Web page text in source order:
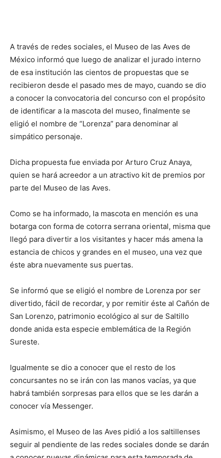
A través de redes sociales, el Museo de las Aves de
México informó que luego de analizar el jurado interno
de esa institución las cientos de propuestas que se
recibieron desde el pasado mes de mayo, cuando se dio
a conocer la convocatoria del concurso con el propósito
de identificar a la mascota del museo, finalmente se
eligió el nombre de “Lorenza” para denominar al
simpático personaje.
Dicha propuesta fue enviada por Arturo Cruz Anaya,
quien se hará acreedor a un atractivo kit de premios por
parte del Museo de las Aves.
Como se ha informado, la mascota en mención es una
botarga con forma de cotorra serrana oriental, misma que
llegó para divertir a los visitantes y hacer más amena la
estancia de chicos y grandes en el museo, una vez que
éste abra nuevamente sus puertas.
Se informó que se eligió el nombre de Lorenza por ser
divertido, fácil de recordar, y por remitir éste al Cañón de
San Lorenzo, patrimonio ecológico al sur de Saltillo
donde anida esta especie emblemática de la Región
Sureste.
Igualmente se dio a conocer que el resto de los
concursantes no se irán con las manos vacías, ya que
habrá también sorpresas para ellos que se les darán a
conocer vía Messenger.
Asimismo, el Museo de las Aves pidió a los saltillenses
seguir al pendiente de las redes sociales donde se darán